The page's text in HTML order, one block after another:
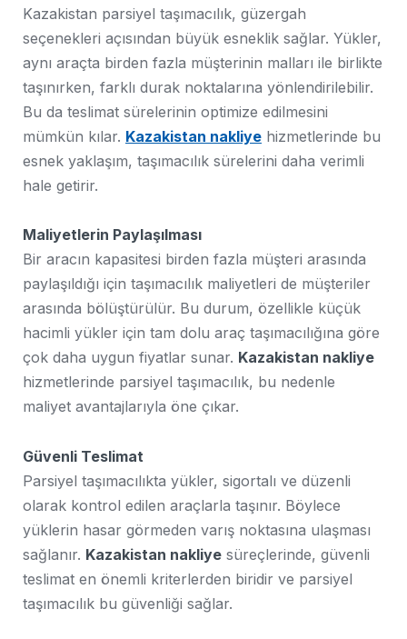
Kazakistan parsiyel taşımacılık, güzergah
seçenekleri açısından büyük esneklik sağlar. Yükler,
aynı araçta birden fazla müşterinin malları ile birlikte
taşınırken, farklı durak noktalarına yönlendirilebilir.
Bu da teslimat sürelerinin optimize edilmesini
mümkün kılar. Kazakistan nakliye hizmetlerinde bu
esnek yaklaşım, taşımacılık sürelerini daha verimli
hale getirir.
Maliyetlerin Paylaşılması
Bir aracın kapasitesi birden fazla müşteri arasında
paylaşıldığı için taşımacılık maliyetleri de müşteriler
arasında bölüştürülür. Bu durum, özellikle küçük
hacimli yükler için tam dolu araç taşımacılığına göre
çok daha uygun fiyatlar sunar. Kazakistan nakliye
hizmetlerinde parsiyel taşımacılık, bu nedenle
maliyet avantajlarıyla öne çıkar.
Güvenli Teslimat
Parsiyel taşımacılıkta yükler, sigortalı ve düzenli
olarak kontrol edilen araçlarla taşınır. Böylece
yüklerin hasar görmeden varış noktasına ulaşması
sağlanır. Kazakistan nakliye süreçlerinde, güvenli
teslimat en önemli kriterlerden biridir ve parsiyel
taşımacılık bu güvenliği sağlar.